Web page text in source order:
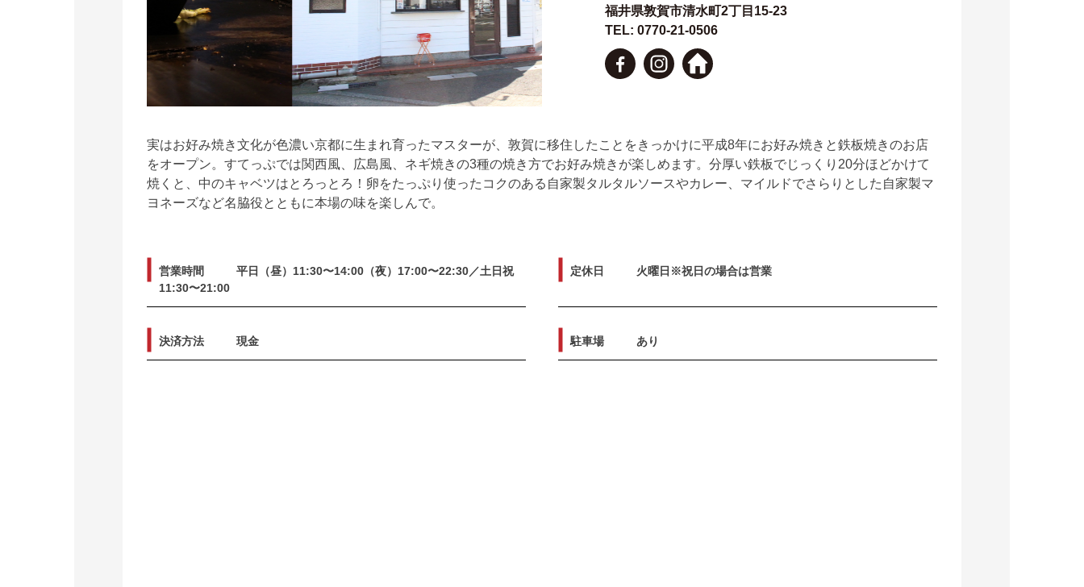
福井県敦賀市清水町2丁目15-23
TEL: 0770-21-0506
実はお好み焼き文化が色濃い京都に生まれ育ったマスターが、敦賀に移住したことをきっかけに平成8年にお好み焼きと鉄板焼きのお店
をオープン。すてっぷでは関西風、広島風、ネギ焼きの3種の焼き方でお好み焼きが楽しめます。分厚い鉄板でじっくり20分ほどかけて
焼くと、中のキャベツはとろっとろ！卵をたっぷり使ったコクのある自家製タルタルソースやカレー、マイルドでさらりとした自家製マ
ヨネーズなど名脇役とともに本場の味を楽しんで。
営業時間
平日（昼）11:30〜14:00（夜）17:00〜22:30／土日祝
11:30〜21:00
定休日 火曜日※祝日の場合は営業
決済方法 現金 駐車場 あり